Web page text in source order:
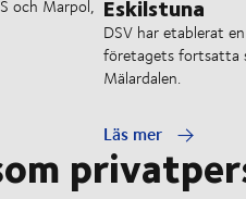
och Marpol, Eskilstuna
DSV har etablerat
företagets fortsatta
Mälardalen.
Läs mer